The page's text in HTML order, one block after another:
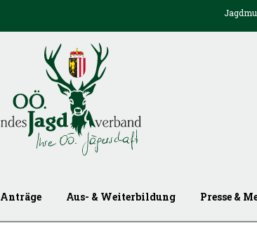
Aus- & Weiterbildung Presse &